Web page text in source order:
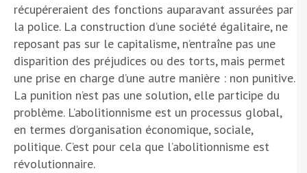
récupéreraient des fonctions auparavant assurées par
la police. La construction d’une société égalitaire, ne
reposant pas sur le capitalisme, n’entraîne pas une
disparition des préjudices ou des torts, mais permet
une prise en charge d’une autre manière : non punitive.
La punition n’est pas une solution, elle participe du
problème. L’abolitionnisme est un processus global,
en termes d’organisation économique, sociale,
politique. C’est pour cela que l’abolitionnisme est
révolutionnaire.